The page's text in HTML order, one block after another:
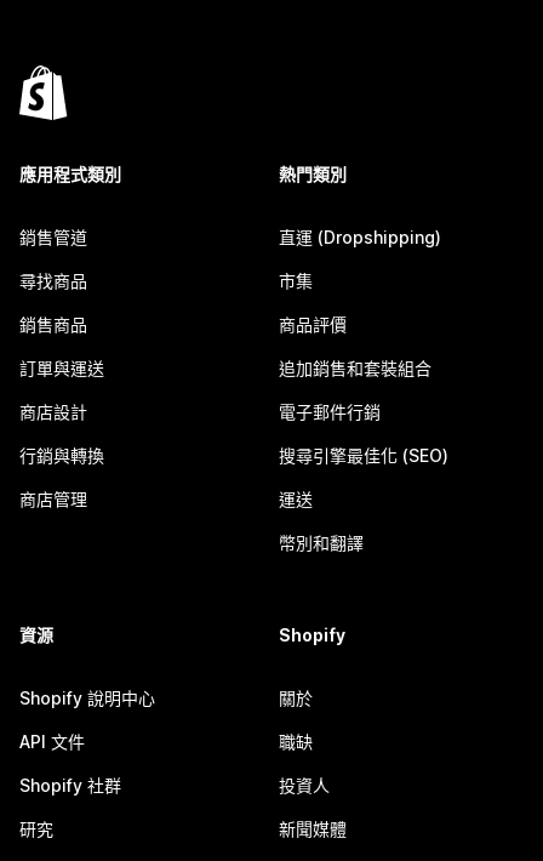
應用程式類別
銷售管道
尋找商品
銷售商品
訂單與運送
商店設計
行銷與轉換
商店管理
熱門類別
直運 (Dropshipping)
市集
商品評價
追加銷售和套裝組合
電子郵件行銷
搜尋引擎最佳化 (SEO)
運送
幣別和翻譯
資源
Shopify 說明中心
API 文件
Shopify 社群
研究
Shopify
關於
職缺
投資人
新聞媒體